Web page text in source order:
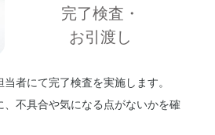
完了検査・
お引渡し
者にて完了検査を実施します。
、不具合や気になる点がないかを確